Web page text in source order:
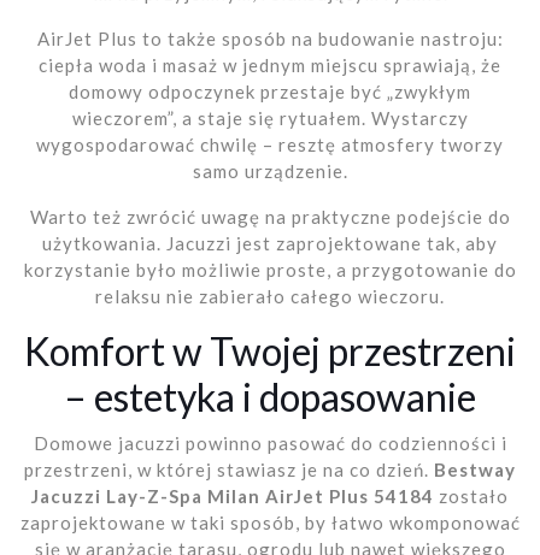
AirJet Plus to także sposób na budowanie nastroju:
ciepła woda i masaż w jednym miejscu sprawiają, że
domowy odpoczynek przestaje być „zwykłym
wieczorem”, a staje się rytuałem. Wystarczy
wygospodarować chwilę – resztę atmosfery tworzy
samo urządzenie.
Warto też zwrócić uwagę na praktyczne podejście do
użytkowania. Jacuzzi jest zaprojektowane tak, aby
korzystanie było możliwie proste, a przygotowanie do
relaksu nie zabierało całego wieczoru.
Komfort w Twojej przestrzeni
– estetyka i dopasowanie
Domowe jacuzzi powinno pasować do codzienności i
przestrzeni, w której stawiasz je na co dzień. Bestway
Jacuzzi Lay-Z-Spa Milan AirJet Plus 54184 zostało
zaprojektowane w taki sposób, by łatwo wkomponować
się w aranżację tarasu, ogrodu lub nawet większego